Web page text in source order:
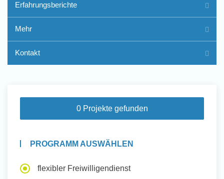
Auslandserfahrung Sammeln
Erfahrungsberichte
Mehr
Kontakt
0 Projekte gefunden
PROGRAMM AUSWÄHLEN
flexibler Freiwilligendienst